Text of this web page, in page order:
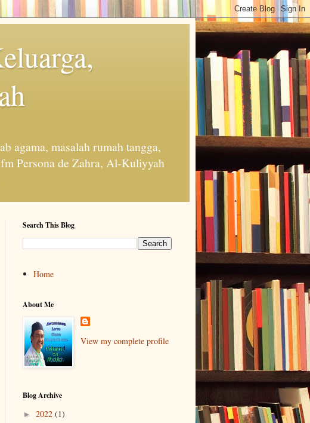
agama, masalah rumah tangga,
Persona de Zahra, Al-Kuliyyah
Search This Blog
Home
About Me
View my complete profile
Blog Archive
► 2022 (1)